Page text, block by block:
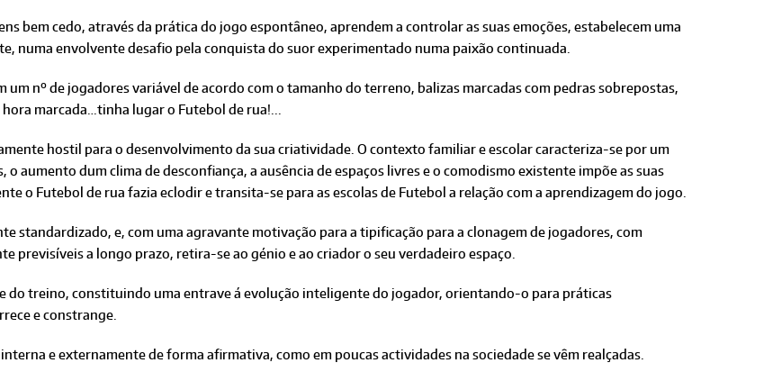
bem cedo, através da prática do jogo espontâneo, aprendem a controlar as suas emoções, estabelecem uma
numa envolvente desafio pela conquista do suor experimentado numa paixão continuada.
um nº de jogadores variável de acordo com o tamanho do terreno, balizas marcadas com pedras sobrepostas,
marcada…tinha lugar o Futebol de rua!...
hostil para o desenvolvimento da sua criatividade. O contexto familiar e escolar caracteriza-se por um
aumento dum clima de desconfiança, a ausência de espaços livres e o comodismo existente impõe as suas
o Futebol de rua fazia eclodir e transita-se para as escolas de Futebol a relação com a aprendizagem do jogo.
standardizado, e, com uma agravante motivação para a tipificação para a clonagem de jogadores, com
previsíveis a longo prazo, retira-se ao génio e ao criador o seu verdadeiro espaço.
do treino, constituindo uma entrave á evolução inteligente do jogador, orientando-o para práticas
e constrange.
e externamente de forma afirmativa, como em poucas actividades na sociedade se vêm realçadas.